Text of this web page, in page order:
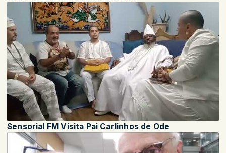
Sensorial FM Visita Pai Carlinhos de Ode